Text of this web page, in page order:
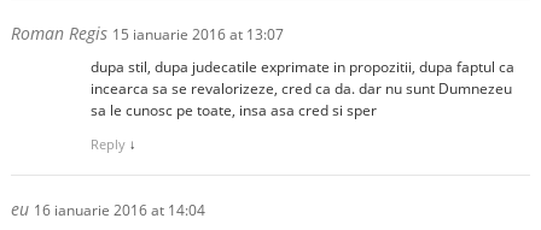
Roman Regis 15 ianuarie 2016 at 13:07
dupa stil, dupa judecatile exprimate in propozitii, dupa faptul ca
incearca sa se revalorizeze, cred ca da. dar nu sunt Dumnezeu
sa le cunosc pe toate, insa asa cred si sper
Reply ↓
eu 16 ianuarie 2016 at 14:04